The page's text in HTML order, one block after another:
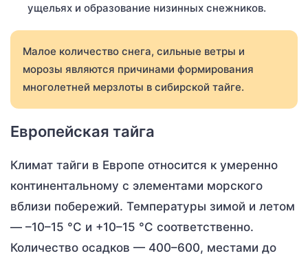
ущельях и образование низинных снежников.
Малое количество снега, сильные ветры и
морозы являются причинами формирования
многолетней мерзлоты в сибирской тайге.
Европейская тайга
Климат тайги в Европе относится к умеренно
континентальному с элементами морского
вблизи побережий. Температуры зимой и летом
— –10–15 °С и +10–15 °С соответственно.
Количество осадков — 400–600, местами до